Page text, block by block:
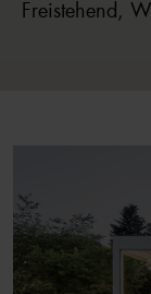
Freistehend,